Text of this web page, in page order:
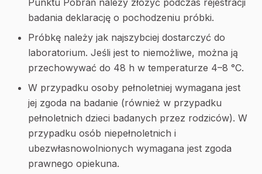
Punktu Pobrań należy złożyć podczas rejestracji
badania deklarację o pochodzeniu próbki.
Próbkę należy jak najszybciej dostarczyć do
laboratorium. Jeśli jest to niemożliwe, można ją
przechowywać do 48 h w temperaturze 4–8 °C.
W przypadku osoby pełnoletniej wymagana jest
jej zgoda na badanie (również w przypadku
pełnoletnich dzieci badanych przez rodziców). W
przypadku osób niepełnoletnich i
ubezwłasnowolnionych wymagana jest zgoda
prawnego opiekuna.